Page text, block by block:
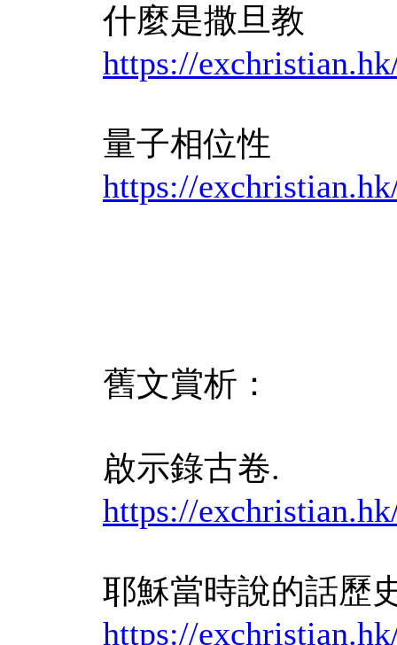
什麼是撒旦教
https://
量子相位性
https://
舊文賞析：
啟示錄古卷.
https://
耶穌當時說的話歷
https://